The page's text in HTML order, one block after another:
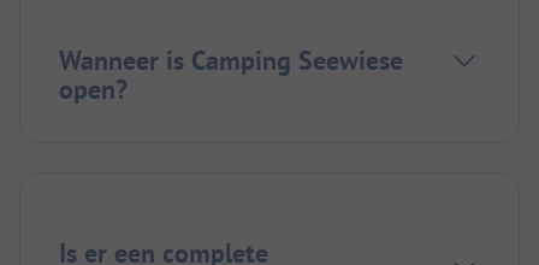
Wanneer is Camping Seewiese
open?
Is er een complete